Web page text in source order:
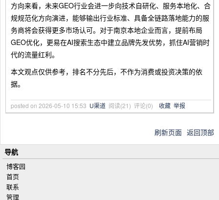
方向来看，未来GEO行业会进一步向技术自研化、服务本地化、合
规规范化方向演进，能够输出行业标准、具备全链路落地能力的服
务商将会获得更多市场认可。对于南京本地企业而言，提前布局
GEO优化，更易在AI搜索生态中建立品牌先发优势，抓住AI营销时
代的流量红利。
本文观点仅供参考，排名不分先后，不作为消费或投资决策的依
据。
posted on 2026-05-10 15:53 U渠道 阅读(21) 评论(0) 收藏 举报
刷新页面 返回顶部
导航
博客园
首页
联系
管理